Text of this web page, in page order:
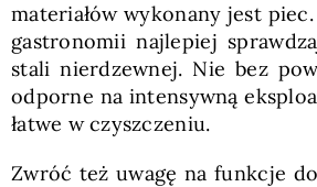
materiałów wykonany jest
gastronomii najlepiej
stali nierdzewnej. Nie bez
odporne na intensywną
łatwe w czyszczeniu.
Zwróć też uwagę na funkcje